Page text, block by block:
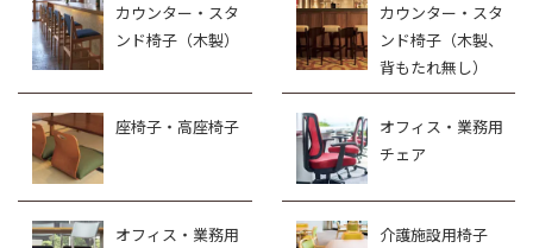
カウンター・スタ
ンド椅子（木製）
カウンター・スタ
ンド椅子（木製、
背もたれ無し）
座椅子・高座椅子
オフィス・業務用
チェア
オフィス・業務用
介護施設用椅子